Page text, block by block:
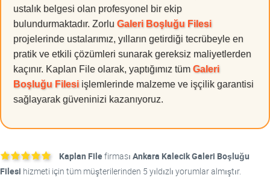
ustalık belgesi olan profesyonel bir ekip
bulundurmaktadır. Zorlu Galeri Boşluğu Filesi
projelerinde ustalarımız, yılların getirdiği tecrübeyle en
pratik ve etkili çözümleri sunarak gereksiz maliyetlerden
kaçınır. Kaplan File olarak, yaptığımız tüm Galeri
Boşluğu Filesi işlemlerinde malzeme ve işçilik garantisi
sağlayarak güveninizi kazanıyoruz.
Kaplan Filefirması Ankara Kalecik Galeri Boşluğu
Filesi hizmeti için tüm müşterilerinden 5 yıldızlı yorumlar almıştır.